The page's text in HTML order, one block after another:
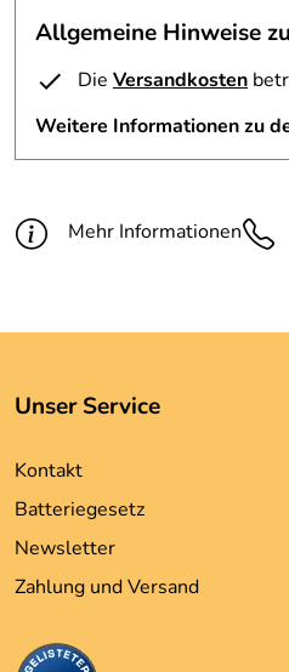
Allgemeine Hinweise
Die Versandkosten
Weitere Informationen zu
Mehr Informationen
Unser Service
Kontakt
Batteriegesetz
Newsletter
Zahlung und Versand